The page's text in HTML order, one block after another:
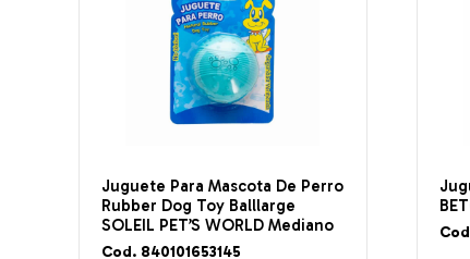
Juguete Para Mascota De Perro
Rubber Dog Toy Balllarge
SOLEIL PET’S WORLD Mediano
Cod. 840101653145